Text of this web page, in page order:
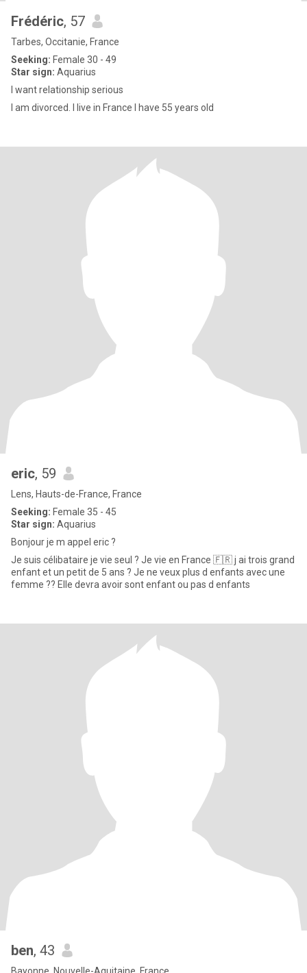
Frédéric, 57
Tarbes, Occitanie, France
Seeking: Female 30 - 49
Star sign: Aquarius
I want relationship serious
I am divorced. I live in France I have 55 years old
eric, 59
Lens, Hauts-de-France, France
Seeking: Female 35 - 45
Star sign: Aquarius
Bonjour je m appel eric ?
Je suis célibataire je vie seul ? Je vie en France 🇫🇷 j ai trois grand
enfant et un petit de 5 ans ? Je ne veux plus d enfants avec une
femme ?? Elle devra avoir sont enfant ou pas d enfants
ben, 43